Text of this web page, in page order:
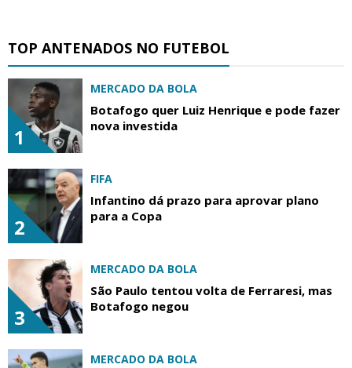
TOP ANTENADOS NO FUTEBOL
1
MERCADO DA BOLA
Botafogo quer Luiz Henrique e pode fazer
nova investida
2
FIFA
Infantino dá prazo para aprovar plano
para a Copa
3
MERCADO DA BOLA
São Paulo tentou volta de Ferraresi, mas
Botafogo negou
MERCADO DA BOLA